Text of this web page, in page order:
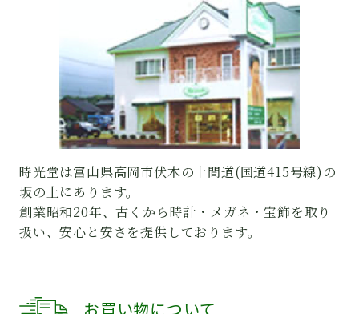
時光堂は富山県高岡市伏木の十間道(国道415号線)の
坂の上にあります。
創業昭和20年、古くから時計・メガネ・宝飾を取り
扱い、安心と安さを提供しております。
お買い物について